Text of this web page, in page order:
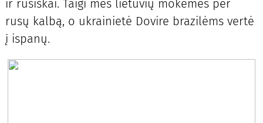
ir rusiškai. Taigi mes lietuvių mokėmės per
rusų kalbą, o ukrainietė Dovire brazilėms vertė
į ispanų.